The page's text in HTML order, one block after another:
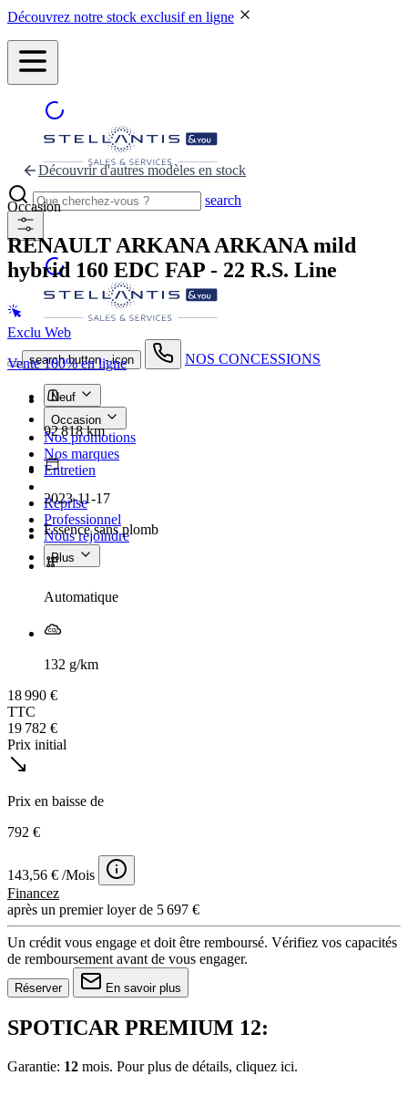
Découvrez notre stock exclusif en ligne
search
search button - icon NOS CONCESSIONS
Neuf
Occasion
Nos promotions
Nos marques
Entretien
Reprise
Professionnel
Nous rejoindre
Plus
Découvrir d'autres modèles en stock
Occasion
RENAULT ARKANA ARKANA mild
hybrid 160 EDC FAP - 22 R.S. Line
Exclu Web
Vente 100% en ligne
92 818 km
2023-11-17
Essence sans plomb
Automatique
132 g/km
18 990 €
TTC
19 782 €
Prix initial
Prix en baisse de
792 €
143,56 € /Mois
Financez
après un premier loyer de 5 697 €
Un crédit vous engage et doit être remboursé. Vérifiez vos capacités
de remboursement avant de vous engager.
Réserver En savoir plus
SPOTICAR PREMIUM 12:
Garantie: 12 mois. Pour plus de détails, cliquez ici.